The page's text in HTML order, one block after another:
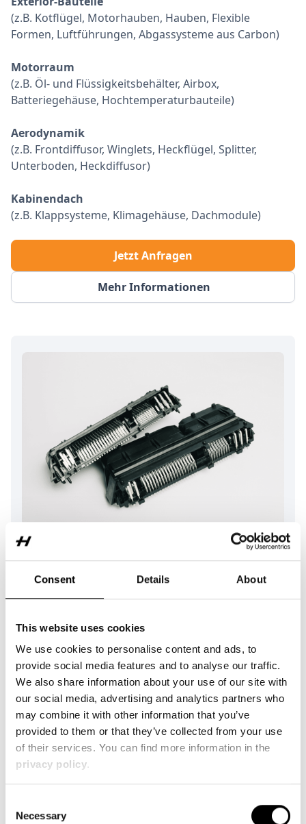
Consent Details About
This website uses cookies
We use cookies to personalise content and ads, to
provide social media features and to analyse our traffic.
We also share information about your use of our site with
our social media, advertising and analytics partners who
may combine it with other information that you’ve
provided to them or that they’ve collected from your use
of their services. You can find more information in the
privacy policy.
Selection
Necessary
(z.B. Kotflügel, Motorhauben, Hauben, Flexible
Formen, Luftführungen, Abgassysteme aus Carbon)
Motorraum
(z.B. Öl- und Flüssigkeitsbehälter, Airbox,
Batteriegehäuse, Hochtemperaturbauteile)
Aerodynamik
(z.B. Frontdiffusor, Winglets, Heckflügel, Splitter,
Unterboden, Heckdiffusor)
Kabinendach
(z.B. Klappsysteme, Klimagehäuse, Dachmodule)
Mehr Informationen
Jetzt Anfragen